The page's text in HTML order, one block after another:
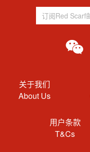
关于我们
About Us
用户条款
T&Cs